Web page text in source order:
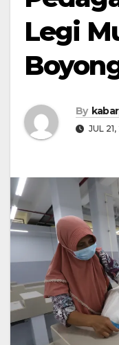
Legi
By
JUL 21,